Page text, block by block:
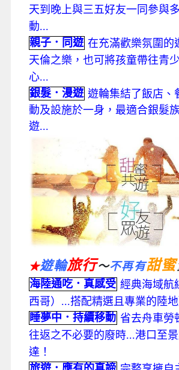
天到晚上與三五好友一同參與
動...
親子．同遊 在充滿歡樂氛圍的
天倫之樂，也可將孩童帶往青
心...
銀髮．漫遊 遊輪集結了飯店、
動及設施於一身，最適合銀髮
遊...
★遊輪旅行～不再有甜蜜
海陸通吃．真感受 經典海域航
西哥）...搭配精選且專業的陸
睡夢中．持續移動 省去舟車勞
往返之不必要的廢時...港口至景
達！